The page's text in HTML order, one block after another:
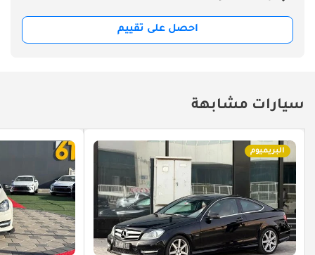
احصل على تقييم
سيارات مشابهة
البريميوم